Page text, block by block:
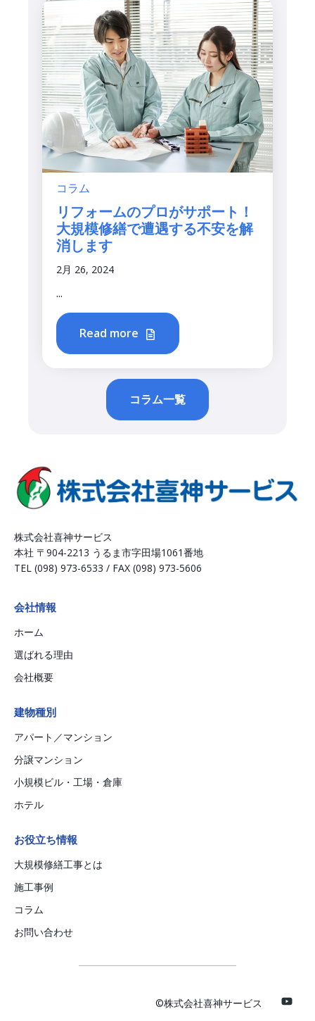
コラム
リフォームのプロがサポート！
大規模修繕で遭遇する不安を解
消します
2月 26, 2024
...
Read more
コラム一覧
株式会社喜神サービス
本社 〒904-2213 うるま市字田場1061番地
TEL (098) 973-6533 / FAX (098) 973-5606
会社情報
ホーム
選ばれる理由
会社概要
建物種別
アパート／マンション
分譲マンション
小規模ビル・工場・倉庫
ホテル
お役立ち情報
大規模修繕工事とは
施工事例
コラム
お問い合わせ
©️株式会社喜神サービス